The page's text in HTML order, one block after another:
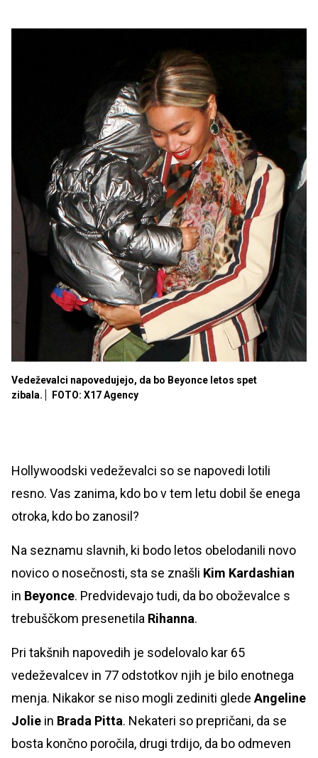
Vedeževalci napovedujejo, da bo Beyonce letos spet
zibala.
FOTO: X17 Agency
Hollywoodski vedeževalci so se napovedi lotili
resno. Vas zanima, kdo bo v tem letu dobil še enega
otroka, kdo bo zanosil?
Na seznamu slavnih, ki bodo letos obelodanili novo
novico o nosečnosti, sta se znašli Kim Kardashian
in Beyonce. Predvidevajo tudi, da bo oboževalce s
trebuščkom presenetila Rihanna.
Pri takšnih napovedih je sodelovalo kar 65
vedeževalcev in 77 odstotkov njih je bilo enotnega
menja. Nikakor se niso mogli zediniti gledeAngeline
Jolie in Brada Pitta. Nekateri so prepričani, da se
bosta končno poročila, drugi trdijo, da bo odmeven